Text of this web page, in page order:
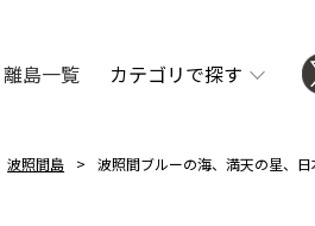
離島一覧 カテゴリで探す
波照間島 波照間ブルーの海、満天の星、日